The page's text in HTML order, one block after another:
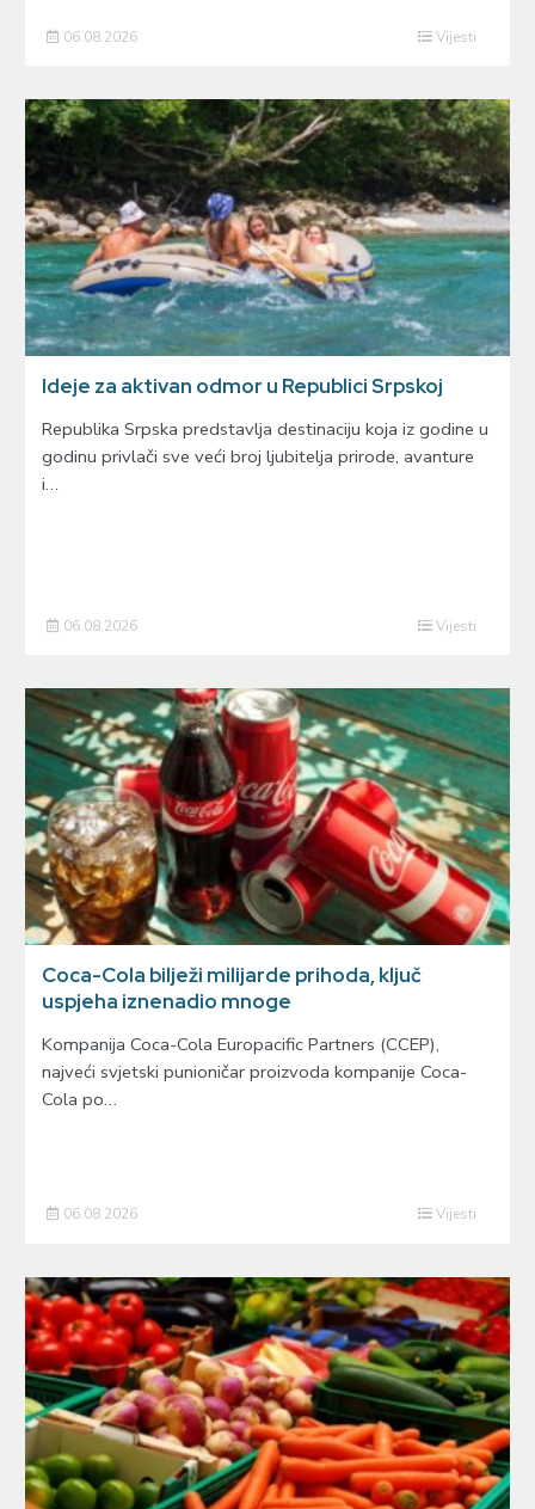
06.08.2026 Vijesti
Ideje za aktivan odmor u Republici Srpskoj
Republika Srpska predstavlja destinaciju koja iz godine u
godinu privlači sve veći broj ljubitelja prirode, avanture
i…
06.08.2026 Vijesti
Coca-Cola bilježi milijarde prihoda, ključ
uspjeha iznenadio mnoge
Kompanija Coca-Cola Europacific Partners (CCEP),
najveći svjetski punioničar proizvoda kompanije Coca-
Cola po…
06.08.2026 Vijesti